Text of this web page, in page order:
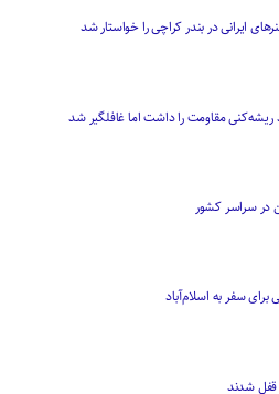
ایرانی در بندر کراچی را خواستار شد
مقاومت را داشت اما غافلگیر شد
در سراسر کشور
سفر به اسلام‌آباد
قفل شدند